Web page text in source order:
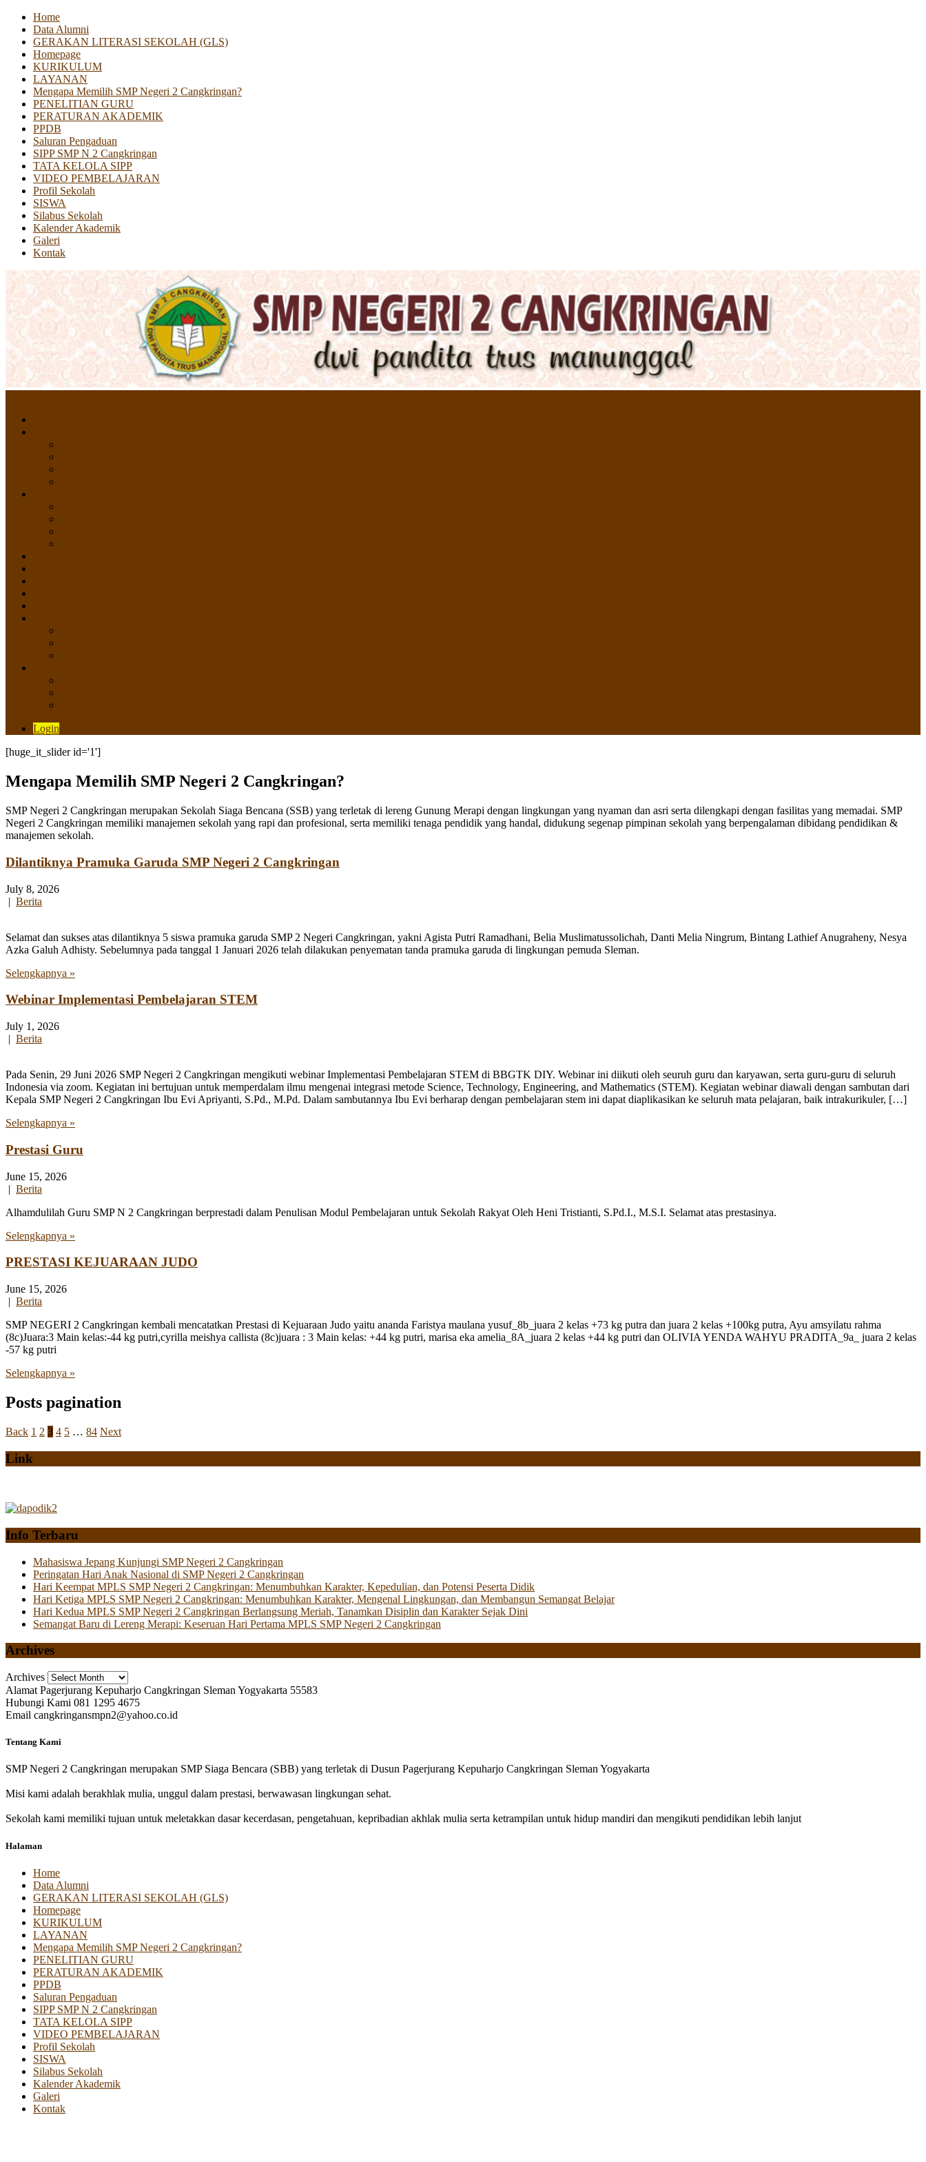
Home
Data Alumni
GERAKAN LITERASI SEKOLAH (GLS)
Homepage
KURIKULUM
LAYANAN
Mengapa Memilih SMP Negeri 2 Cangkringan?
PENELITIAN GURU
PERATURAN AKADEMIK
PPDB
Saluran Pengaduan
SIPP SMP N 2 Cangkringan
TATA KELOLA SIPP
VIDEO PEMBELAJARAN
Profil Sekolah
SISWA
Silabus Sekolah
Kalender Akademik
Galeri
Kontak
Login
[huge_it_slider id='1']
Mengapa Memilih SMP Negeri 2 Cangkringan?
SMP Negeri 2 Cangkringan merupakan Sekolah Siaga Bencana (SSB) yang terletak di lereng Gunung Merapi dengan lingkungan yang nyaman dan asri serta dilengkapi dengan fasilitas yang memadai. SMP
Negeri 2 Cangkringan memiliki manajemen sekolah yang rapi dan profesional, serta memiliki tenaga pendidik yang handal, didukung segenap pimpinan sekolah yang berpengalaman dibidang pendidikan &
manajemen sekolah.
Dilantiknya Pramuka Garuda SMP Negeri 2 Cangkringan
July 8, 2026
| Berita
Selamat dan sukses atas dilantiknya 5 siswa pramuka garuda SMP 2 Negeri Cangkringan, yakni Agista Putri Ramadhani, Belia Muslimatussolichah, Danti Melia Ningrum, Bintang Lathief Anugraheny, Nesya
Azka Galuh Adhisty. Sebelumnya pada tanggal 1 Januari 2026 telah dilakukan penyematan tanda pramuka garuda di lingkungan pemuda Sleman.
Selengkapnya »
Webinar Implementasi Pembelajaran STEM
July 1, 2026
| Berita
Pada Senin, 29 Juni 2026 SMP Negeri 2 Cangkringan mengikuti webinar Implementasi Pembelajaran STEM di BBGTK DIY. Webinar ini diikuti oleh seuruh guru dan karyawan, serta guru-guru di seluruh
Indonesia via zoom. Kegiatan ini bertujuan untuk memperdalam ilmu mengenai integrasi metode Science, Technology, Engineering, and Mathematics (STEM). Kegiatan webinar diawali dengan sambutan dari
Kepala SMP Negeri 2 Cangkringan Ibu Evi Apriyanti, S.Pd., M.Pd. Dalam sambutannya Ibu Evi berharap dengan pembelajaran stem ini dapat diaplikasikan ke seluruh mata pelajaran, baik intrakurikuler, […]
Selengkapnya »
Prestasi Guru
June 15, 2026
| Berita
Alhamdulilah Guru SMP N 2 Cangkringan berprestadi dalam Penulisan Modul Pembelajaran untuk Sekolah Rakyat Oleh Heni Tristianti, S.Pd.I., M.S.I. Selamat atas prestasinya.
Selengkapnya »
PRESTASI KEJUARAAN JUDO
June 15, 2026
| Berita
SMP NEGERI 2 Cangkringan kembali mencatatkan Prestasi di Kejuaraan Judo yaitu ananda Faristya maulana yusuf_8b_juara 2 kelas +73 kg putra dan juara 2 kelas +100kg putra, Ayu amsyilatu rahma
(8c)Juara:3 Main kelas:-44 kg putri,cyrilla meishya callista (8c)juara : 3 Main kelas: +44 kg putri, marisa eka amelia_8A_juara 2 kelas +44 kg putri dan OLIVIA YENDA WAHYU PRADITA_9a_ juara 2 kelas
-57 kg putri
Selengkapnya »
Posts pagination
Back 1 2 3 4 5 … 84 Next
Link
Info Terbaru
Mahasiswa Jepang Kunjungi SMP Negeri 2 Cangkringan
Peringatan Hari Anak Nasional di SMP Negeri 2 Cangkringan
Hari Keempat MPLS SMP Negeri 2 Cangkringan: Menumbuhkan Karakter, Kepedulian, dan Potensi Peserta Didik
Hari Ketiga MPLS SMP Negeri 2 Cangkringan: Menumbuhkan Karakter, Mengenal Lingkungan, dan Membangun Semangat Belajar
Hari Kedua MPLS SMP Negeri 2 Cangkringan Berlangsung Meriah, Tanamkan Disiplin dan Karakter Sejak Dini
Semangat Baru di Lereng Merapi: Keseruan Hari Pertama MPLS SMP Negeri 2 Cangkringan
Archives
Archives
Alamat Pagerjurang Kepuharjo Cangkringan Sleman Yogyakarta 55583
Hubungi Kami 081 1295 4675
Email cangkringansmpn2@yahoo.co.id
Tentang Kami
SMP Negeri 2 Cangkringan merupakan SMP Siaga Bencara (SBB) yang terletak di Dusun Pagerjurang Kepuharjo Cangkringan Sleman Yogyakarta
Misi kami adalah berakhlak mulia, unggul dalam prestasi, berwawasan lingkungan sehat.
Sekolah kami memiliki tujuan untuk meletakkan dasar kecerdasan, pengetahuan, kepribadian akhlak mulia serta ketrampilan untuk hidup mandiri dan mengikuti pendidikan lebih lanjut
Halaman
Home
Data Alumni
GERAKAN LITERASI SEKOLAH (GLS)
Homepage
KURIKULUM
LAYANAN
Mengapa Memilih SMP Negeri 2 Cangkringan?
PENELITIAN GURU
PERATURAN AKADEMIK
PPDB
Saluran Pengaduan
SIPP SMP N 2 Cangkringan
TATA KELOLA SIPP
VIDEO PEMBELAJARAN
Profil Sekolah
SISWA
Silabus Sekolah
Kalender Akademik
Galeri
Kontak